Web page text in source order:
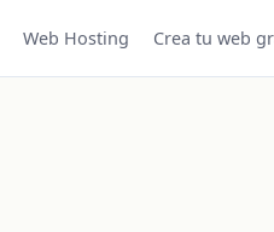
Web Hosting Crea tu web